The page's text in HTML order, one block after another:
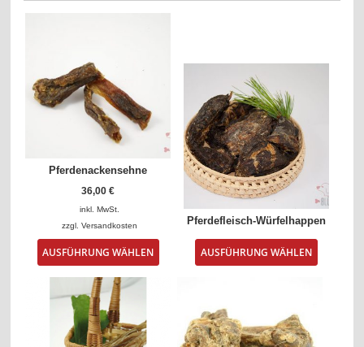
Pferdenackensehne
36,00€
inkl. MwSt.
zzgl.Versandkosten
AUSFÜHRUNG WÄHLEN
Dieses
Pferdefleisch-Würfelhappen
AUSFÜHRUNG WÄHLEN
Dieses